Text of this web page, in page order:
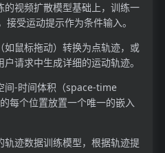
视频扩散模型基础上，训练一
受运动提示作为条件输入。
鼠标拖动）转换为点轨迹，或
请求中生成详细的运动轨迹。
间-时间体积（space-time
每个位置放置一个唯一的嵌入
迹数据训练模型，根据轨迹提